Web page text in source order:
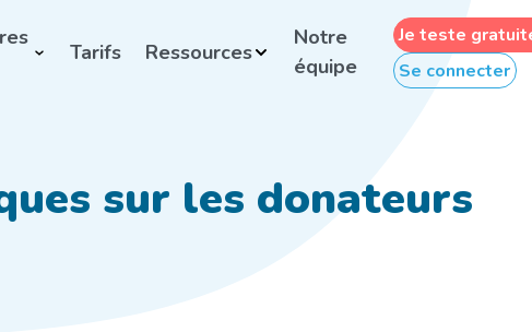
Tarifs Ressources
Notre
équipe
Je teste
Se connecter
sur les donateurs